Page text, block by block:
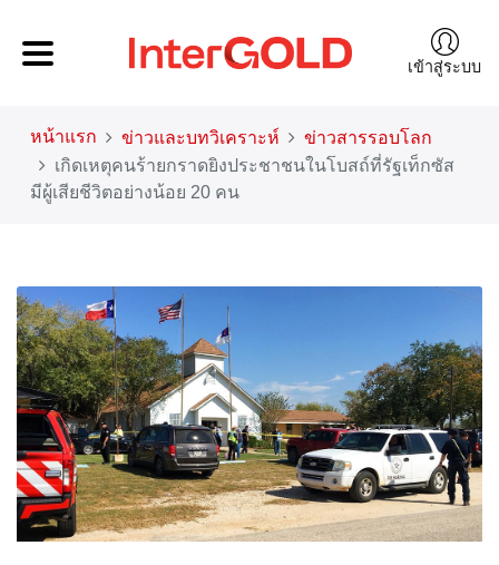
เข้าสู่ระบบ
หน้าแรก ข่าวและบทวิเคราะห์
ข่าวสารรอบโลก
เกิดเหตุคนร้ายกราดยิงประชาชนในโบสถ์ที่รัฐเท็กซัส
มีผู้เสียชีวิตอย่างน้อย 20 คน